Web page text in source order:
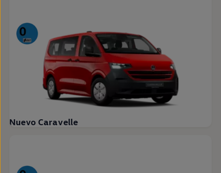
Nuevo Caravelle